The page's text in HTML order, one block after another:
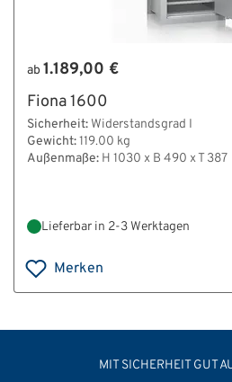
ab 1.189,00 €
Fiona 1600
Sicherheit: Widerstandsgrad I
Gewicht:119.00 kg
Außenmaße: H 1030 x B 490 x T 387
Lieferbar in 2-3 Werktagen
Merken
MIT SICHERHEIT GUT